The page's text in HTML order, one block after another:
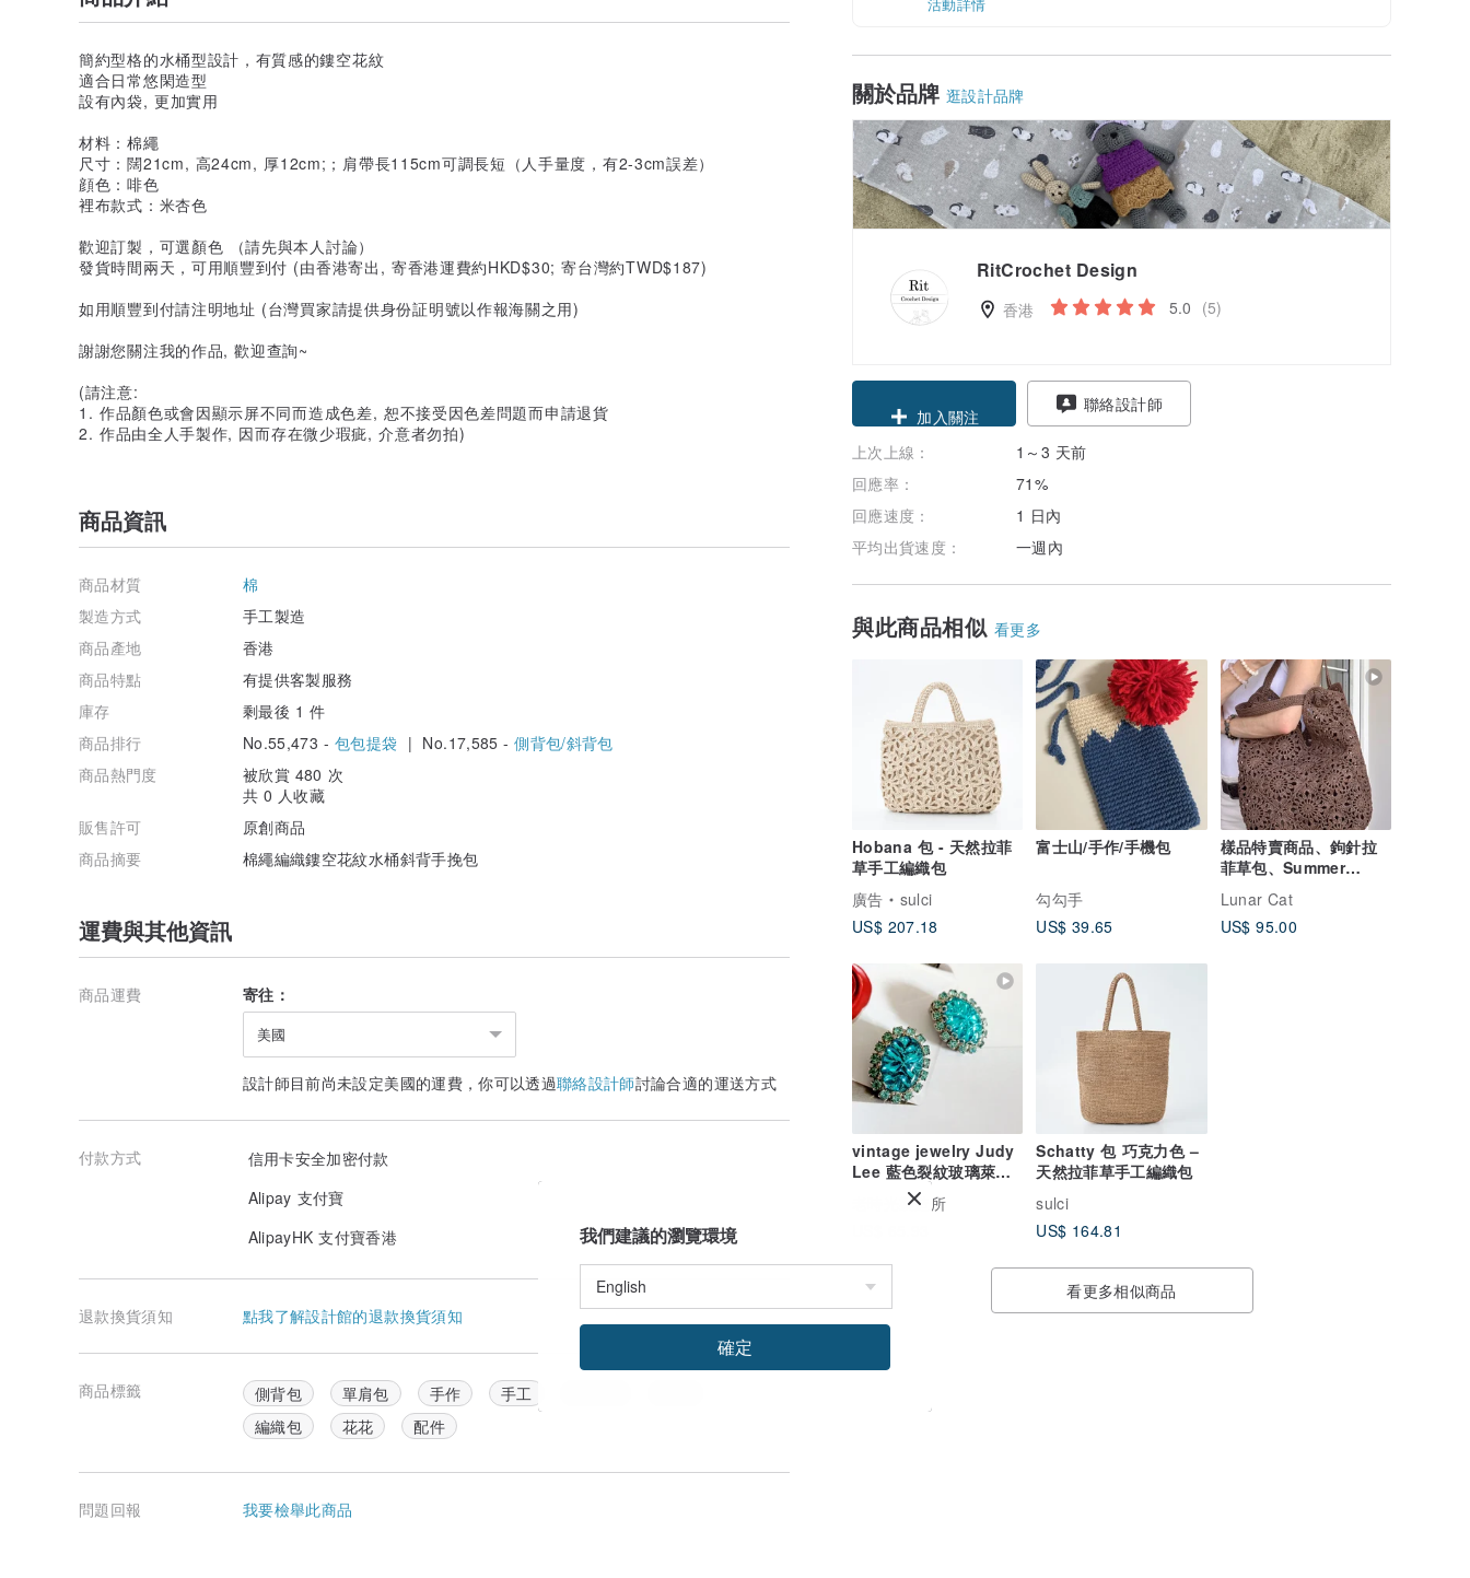
關於品牌 逛設計品牌
RitCrochet Design
香港 5.0 (5)
加入關注
聯絡設計師
上次上線：
1～3 天前
回應率：
71%
回應速度：
1 日內
平均出貨速度：
一週內
與此商品相似 看更多
Hobana 包 - 天然拉菲
草手工編織包
廣告
sulci
US$ 207.18
富士山/手作/手機包
勾勾手
US$ 39.65
樣品特賣商品、鉤針拉
菲草包、Summer
Straw Bag、Sunny
Loop Bag
Lunar Cat
US$ 95.00
vintage jewelry Judy
Lee 藍色裂紋玻璃萊茵
石 夾式耳環
老時光製造所
Schatty 包 巧克力色 –
天然拉菲草手工編織包
sulci
US$ 164.81
看更多相似商品
簡約型格的水桶型設計，有質感的鏤空花紋
適合日常悠閑造型
設有內袋, 更加實用
材料：棉繩
尺寸：闊21cm, 高24cm, 厚12cm;；肩帶長115cm可調長短（人手量度，有2-3cm誤差）
顔色：啡色
裡布款式：米杏色
歡迎訂製，可選顏色 （請先與本人討論）
發貨時間兩天，可用順豐到付 (由香港寄出, 寄香港運費約HKD$30; 寄台灣約TWD$187)
如用順豐到付請注明地址 (台灣買家請提供身份証明號以作報海關之用)
謝謝您關注我的作品, 歡迎查詢~
(請注意:
1. 作品顏色或會因顯示屏不同而造成色差, 恕不接受因色差問題而申請退貨
2. 作品由全人手製作, 因而存在微少瑕疵, 介意者勿拍)
商品資訊
商品材質
棉
製造方式
手工製造
商品產地
香港
商品特點
有提供客製服務
庫存
剩最後 1 件
商品排行
No.55,473 - 包包提袋 | No.17,585 -側背包/斜背包
商品熱門度
被欣賞 480 次
共 0 人收藏
販售許可
原創商品
商品摘要
棉繩編織鏤空花紋水桶斜背手挽包
運費與其他資訊
商品運費 寄往：
美國
設計師目前尚未設定美國的運費，你可以透過聯絡設計師討論合適的運送方式
付款方式
信用卡安全加密付款
Alipay 支付寶
AlipayHK 支付寶香港
退款換貨須知 點我了解設計館的退款換貨須知
商品標籤 側背包 單肩包 手作 手工
編織包
花花 配件
問題回報 我要檢舉此商品
我們建議的瀏覽環境
確定